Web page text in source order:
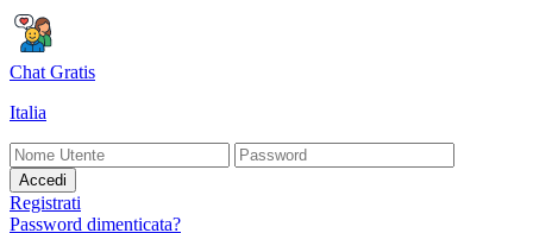
Chat Gratis
Italia
Accedi
Registrati
Password dimenticata?